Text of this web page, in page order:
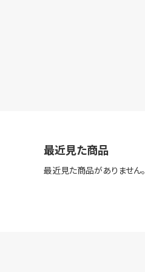
最近見た商品
最近見た商品がありません。